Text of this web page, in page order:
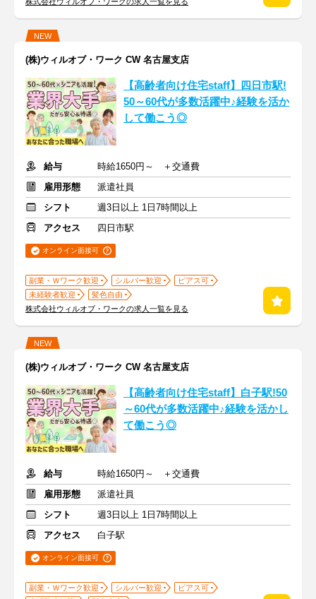
NEW
(株)ウィルオブ・ワーク CW 名古屋支店
【高齢者向け住宅staff】四日市駅!
50～60代が多数活躍中♪経験を活か
して働こう◎
給与
時給1650円～ ＋交通費
雇用形態
派遣社員
シフト
週3日以上 1日7時間以上
アクセス
四日市駅
オンライン面接可
副業・Ｗワーク歓迎 シルバー歓迎
ピアス可
未経験者歓迎
髪色自由
株式会社ウィルオブ・ワークの求人一覧を見る
NEW
(株)ウィルオブ・ワーク CW 名古屋支店
【高齢者向け住宅staff】白子駅!50
～60代が多数活躍中♪経験を活かし
て働こう◎
給与
時給1650円～ ＋交通費
雇用形態
派遣社員
シフト
週3日以上 1日7時間以上
アクセス
白子駅
オンライン面接可
副業・Ｗワーク歓迎 シルバー歓迎
ピアス可